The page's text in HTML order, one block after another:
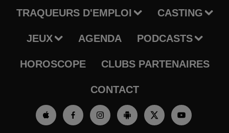
TRAQUEURS D'EMPLOI CASTING
JEUX AGENDA PODCASTS
HOROSCOPE CLUBS PARTENAIRES
CONTACT